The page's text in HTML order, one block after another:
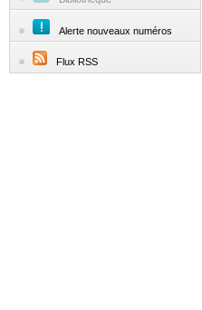
Alerte nouveaux numéros
Flux RSS